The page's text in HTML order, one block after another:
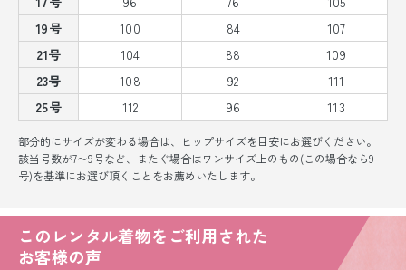
19号
100 84
107
21号
104 88
109
23号
108 92
111
25号
112 96 113
部分的にサイズが変わる場合は、ヒップサイズを目安にお選びください。
該当号数が7〜9号など、またぐ場合はワンサイズ上のもの(この場合なら9
号)を基準にお選び頂くことをお薦めいたします。
このレンタル着物をご利用された
お客様の声